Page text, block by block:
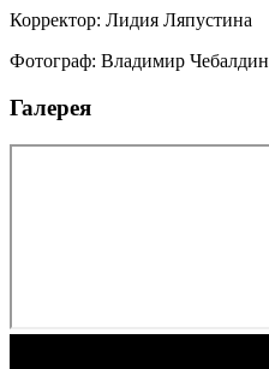
Корректор: Лидия Ляпустина
Фотограф: Владимир Чебалдин
Галерея